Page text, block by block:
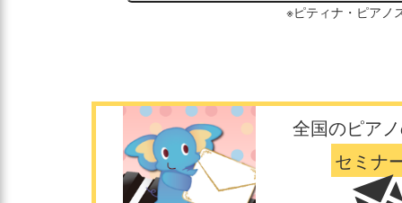
※ピティナ・ピアノ
全国のピア
セミナ